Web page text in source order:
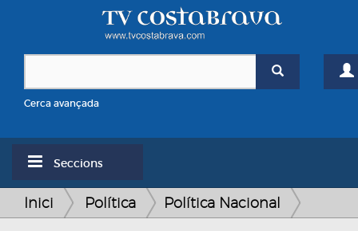
Cerca avançada
Seccions
Inici Política Política Nacional